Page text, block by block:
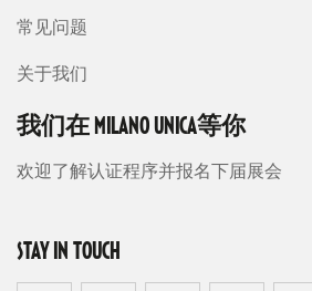
常见问题
关于我们
我们在 MILANO UNICA等你
欢迎了解认证程序并报名下届展会
STAY IN TOUCH